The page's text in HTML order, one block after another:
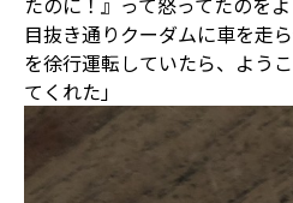
目抜き通りクーダムに車を走
を徐行運転していたら、よう
てくれた」